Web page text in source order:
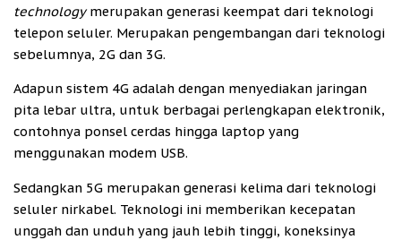
technologymerupakan generasi keempat dari teknologi
telepon seluler. Merupakan pengembangan dari teknologi
sebelumnya, 2G dan 3G.
Adapun sistem 4G adalah dengan menyediakan jaringan
pita lebar ultra, untuk berbagai perlengkapan elektronik,
contohnya ponsel cerdas hingga laptop yang
menggunakan modem USB.
Sedangkan 5G merupakan generasi kelima dari teknologi
seluler nirkabel. Teknologi ini memberikan kecepatan
unggah dan unduh yang jauh lebih tinggi, koneksinya